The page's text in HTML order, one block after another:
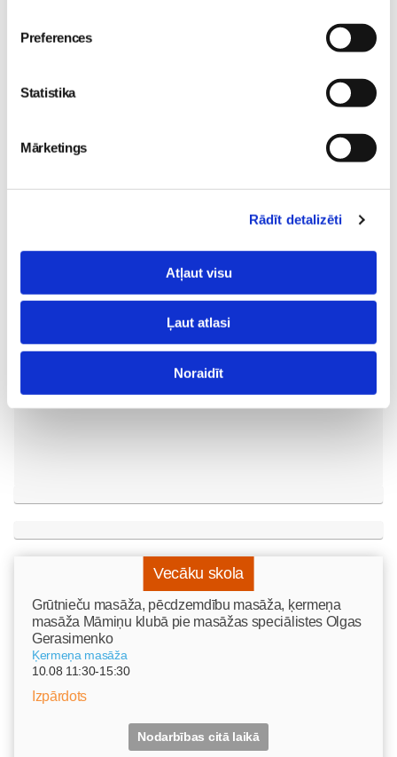
Preferences
Statistika
Mārketings
Rādīt detalizēti
Atļaut visu
Ļaut atlasi
Noraidīt
slimnīcā
Gaidības
08. May 09:34
Vecāku skola
Grūtnieču masāža, pēcdzemdību masāža, ķermeņa
masāža Māmiņu klubā pie masāžas speciālistes Olgas
Gerasimenko
Ķermeņa masāža
10.08 11:30-15:30
Izpārdots
Nodarbības citā laikā